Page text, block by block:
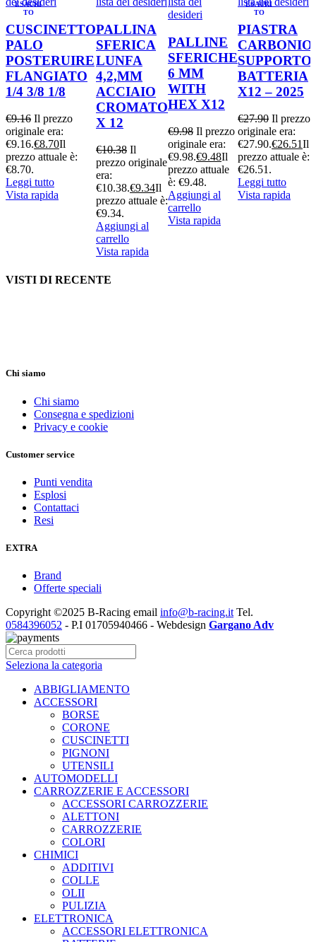
ESAURI
TO
CUSCINETTO
PALO
POSTERUIRE
FLANGIATO
1/4 3/8 1/8
€9.16 Il prezzo
originale era:
€9.16.€8.70Il
prezzo attuale è:
€8.70.
Leggi tutto
Vista rapida
PALLINA
SFERICA
LUNFA
4,2,MM
ACCIAIO
CROMATO
X 12
€10.38 Il
prezzo originale
era:
€10.38.€9.34Il
prezzo attuale è:
€9.34.
Aggiungi al
carrello
Vista rapida
desideri
PALLINE
SFERICHE
6 MM
WITH
HEX X12
€9.98 Il prezzo
originale era:
€9.98.€9.48Il
prezzo attuale
è: €9.48.
Aggiungi al
carrello
Vista rapida
ESAURI
TO
PIASTRA
CARBONIO
SUPPORTO
BATTERIA
X12 – 2025
€27.90 Il prezzo
originale era:
€27.90.€26.51Il
prezzo attuale è:
€26.51.
Leggi tutto
Vista rapida
VISTI DI RECENTE
Chi siamo
Chi siamo
Consegna e spedizioni
Privacy e cookie
Customer service
Punti vendita
Esplosi
Contattaci
Resi
EXTRA
Brand
Offerte speciali
Copyright ©2025 B-Racing email info@b-racing.it Tel.
0584396052 - P.I 01705940466 - Webdesign Gargano Adv
Seleziona la categoria
ABBIGLIAMENTO
ACCESSORI
BORSE
CORONE
CUSCINETTI
PIGNONI
UTENSILI
AUTOMODELLI
CARROZZERIE E ACCESSORI
ACCESSORI CARROZZERIE
ALETTONI
CARROZZERIE
COLORI
CHIMICI
ADDITIVI
COLLE
OLII
PULIZIA
ELETTRONICA
ACCESSORI ELETTRONICA